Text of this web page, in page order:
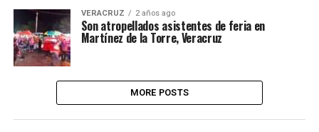
VERACRUZ 2 años ago
Son atropellados asistentes de feria en
Martínez de la Torre, Veracruz
MORE POSTS